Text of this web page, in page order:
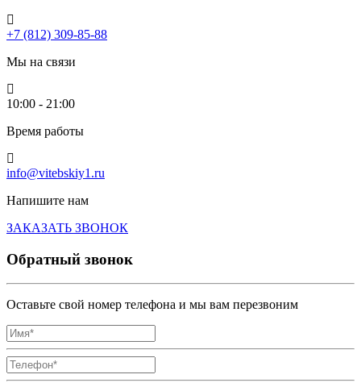
+7 (812) 309-85-88
Мы на связи
10:00 - 21:00
Время работы
info@vitebskiy1.ru
Напишите нам
ЗАКАЗАТЬ ЗВОНОК
Обратный звонок
Оставьте свой номер телефона и мы вам перезвоним